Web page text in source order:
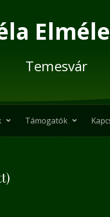
Temesvár
Támogatók